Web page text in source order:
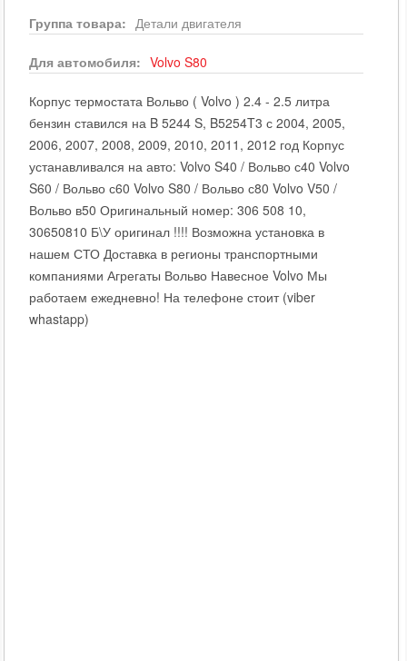
Группа товара: Детали двигателя
Для автомобиля: Volvo S80
Корпус термостата Вольво ( Volvo ) 2.4 - 2.5 литра
бензин ставился на B 5244 S, B5254T3 с 2004, 2005,
2006, 2007, 2008, 2009, 2010, 2011, 2012 год Корпус
устанавливался на авто: Volvo S40 / Вольво с40 Volvo
S60 / Вольво с60 Volvo S80 / Вольво с80 Volvo V50 /
Вольво в50 Оригинальный номер: 306 508 10,
30650810 Б\У оригинал !!!! Возможна установка в
нашем СТО Доставка в регионы транспортными
компаниями Агрегаты Вольво Навесное Volvo Мы
работаем ежедневно! На телефоне стоит (viber
whastapp)